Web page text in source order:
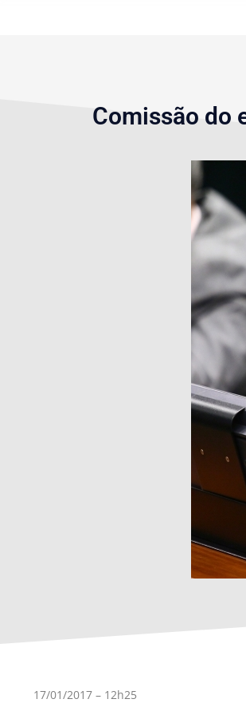
Comissão do
17/01/2017 – 12h25